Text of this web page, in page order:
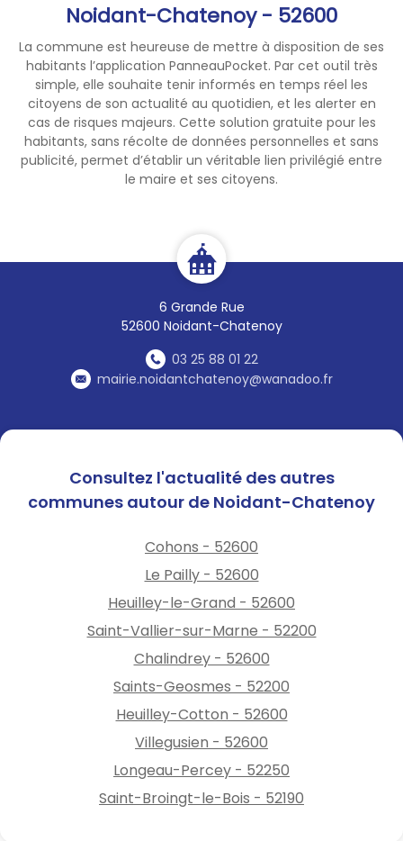
Noidant-Chatenoy - 52600
La commune est heureuse de mettre à disposition de ses
habitants l’application PanneauPocket. Par cet outil très
simple, elle souhaite tenir informés en temps réel les
citoyens de son actualité au quotidien, et les alerter en
cas de risques majeurs. Cette solution gratuite pour les
habitants, sans récolte de données personnelles et sans
publicité, permet d’établir un véritable lien privilégié entre
le maire et ses citoyens.
6 Grande Rue
52600 Noidant-Chatenoy
03 25 88 01 22
mairie.noidantchatenoy@wanadoo.fr
Consultez l'actualité des autres
communes autour de Noidant-Chatenoy
Cohons - 52600
Le Pailly - 52600
Heuilley-le-Grand - 52600
Saint-Vallier-sur-Marne - 52200
Chalindrey - 52600
Saints-Geosmes - 52200
Heuilley-Cotton - 52600
Villegusien - 52600
Longeau-Percey - 52250
Saint-Broingt-le-Bois - 52190